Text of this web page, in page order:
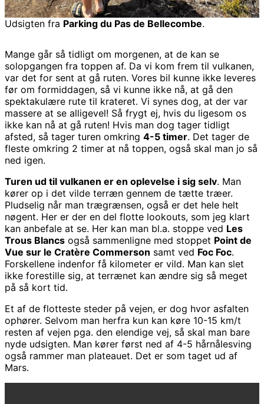
Udsigten fra Parking du Pas de Bellecombe.
Mange går så tidligt om morgenen, at de kan se
solopgangen fra toppen af. Da vi kom frem til vulkanen,
var det for sent at gå ruten. Vores bil kunne ikke leveres
før om formiddagen, så vi kunne ikke nå, at gå den
spektakulære rute til krateret. Vi synes dog, at der var
massere at se alligevel! Så frygt ej, hvis du ligesom os
ikke kan nå at gå ruten! Hvis man dog tager tidligt
afsted, så tager turen omkring 4-5 timer. Det tager de
fleste omkring 2 timer at nå toppen, også skal man jo så
ned igen.
Turen ud til vulkanen er en oplevelse i sig selv. Man
kører op i det vilde terræn gennem de tætte træer.
Pludselig når man trægrænsen, også er det hele helt
nøgent. Her er der en del flotte lookouts, som jeg klart
kan anbefale at se. Her kan man bl.a. stoppe ved Les
Trous Blancs også sammenligne med stoppet Point de
Vue sur le Cratère Commerson samt ved Foc Foc.
Forskellene indenfor få kilometer er vild. Man kan slet
ikke forestille sig, at terrænet kan ændre sig så meget
på så kort tid.
Et af de flotteste steder på vejen, er dog hvor asfalten
ophører. Selvom man herfra kun kan køre 10-15 km/t
resten af vejen pga. den elendige vej, så skal man bare
nyde udsigten. Man kører først ned af 4-5 hårnålesving
også rammer man plateauet. Det er som taget ud af
Mars.